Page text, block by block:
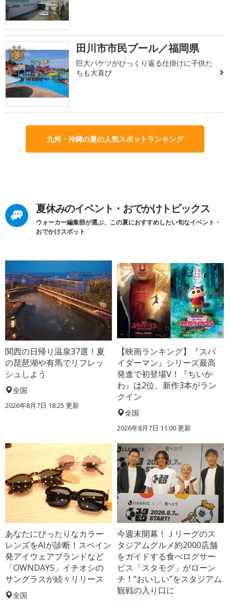
3 田川市市民プール／福岡県
巨大バケツがひっくり返る仕掛けに子供た
ちも大喜び
九州・沖縄の夏の人気スポットランキング
夏休みのイベント・おでかけトピックス
ウォーカー編集部が選ぶ、この夏におすすめしたい旬なイベント・
おでかけスポット
関西の日帰り温泉37選！夏
の琵琶湖や有馬でリフレッ
シュしよう
全国
2026年8月7日 18:25 更新
【映画ランキング】『スパ
イダーマン』シリーズ最高
発進で初登場V！『ちいか
わ』は2位、新作3本がラン
クイン
全国
2026年8月7日 11:00更新
あなたにぴったりなカラー
レンズをAIが診断！スペイン
発アイウェアブランドなど
「OWNDAYS」イチオシの
サングラスが続々リリース
全国
今週末開幕！Ｊリーグのス
タジアムグルメ約2000店舗
をガイドする食べログサー
ビス「スタモグ」がローン
チ！“おいしい”をスタジアム
観戦の入り口に